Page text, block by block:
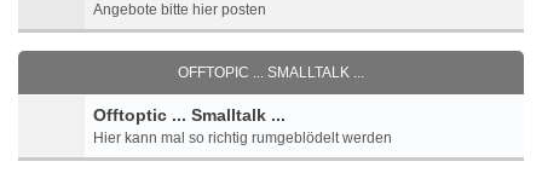
Angebote bitte hier posten
OFFTOPIC ... SMALLTALK ...
Offtoptic ... Smalltalk ...
Hier kann mal so richtig rumgeblödelt werden